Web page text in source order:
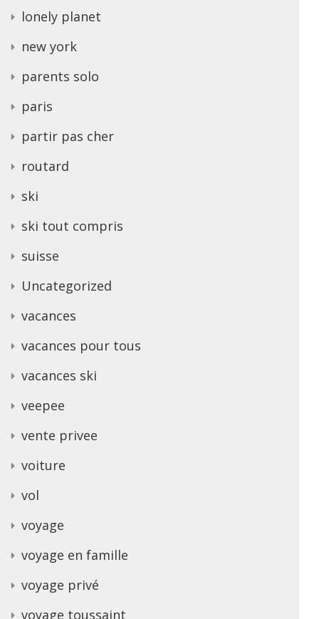
lonely planet
new york
parents solo
paris
partir pas cher
routard
ski
ski tout compris
suisse
Uncategorized
vacances
vacances pour tous
vacances ski
veepee
vente privee
voiture
vol
voyage
voyage en famille
voyage privé
voyage toussaint